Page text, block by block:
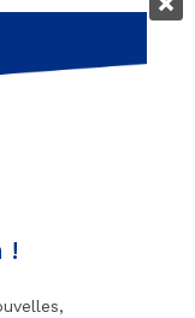
message sur
!